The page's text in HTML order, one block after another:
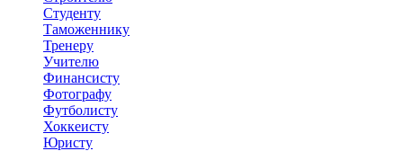
Студенту
Таможеннику
Тренеру
Учителю
Финансисту
Фотографу
Футболисту
Хоккеисту
Юристу